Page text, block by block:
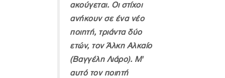
ακούγεται. Οι στίχοι
ανήκουν σε ένα νέο
ποιητή, τριάντα δύο
ετών, τον Άλκη Αλκαίο
(Βαγγέλη Λιάρο). Μ'
αυτό τον ποιητή